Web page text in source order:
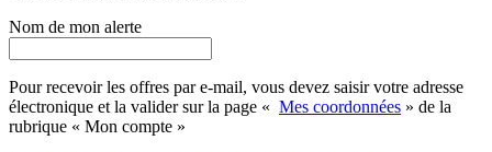
Nom de mon alerte
Pour recevoir les offres par e-mail, vous devez saisir votre adresse
électronique et la valider sur la page « Mes coordonnées » de la
rubrique « Mon compte »